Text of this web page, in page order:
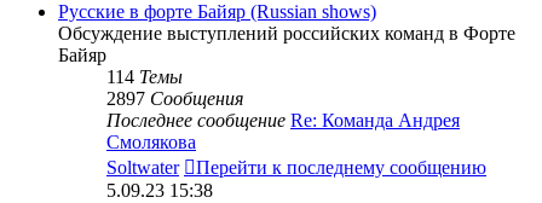
Русские в форте Байяр (Russian shows)
Обсуждение выступлений российских команд в Форте
Байяр
114 Темы
2897 Сообщения
Последнее сообщение Re: Команда Андрея
Смолякова
Soltwater
Перейти к последнему сообщению
5.09.23 15:38